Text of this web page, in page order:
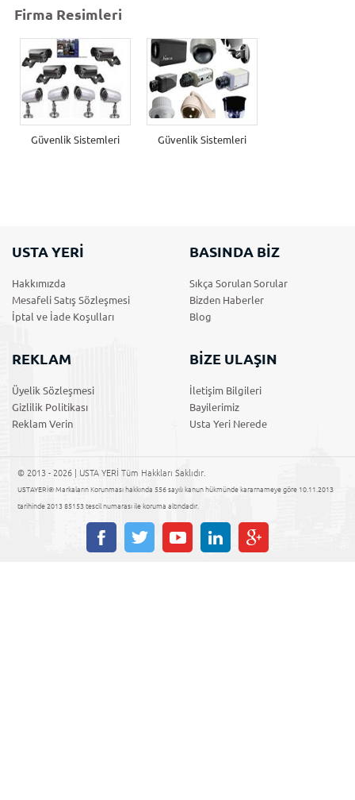
Firma Resimleri
Güvenlik Sistemleri Güvenlik Sistemleri
USTA YERİ
Hakkımızda
Mesafeli Satış Sözleşmesi
İptal ve İade Koşulları
BASINDA BİZ
Sıkça Sorulan Sorular
Bizden Haberler
Blog
REKLAM
Üyelik Sözleşmesi
Gizlilik Politikası
Reklam Verin
BİZE ULAŞIN
İletişim Bilgileri
Bayilerimiz
Usta Yeri Nerede
© 2013 - 2026 | USTA YERİ Tüm Hakkları Saklıdır.
USTAYERİ® Markaların Korunması hakkında 556 sayılı kanun hükmünde kararnameye göre 10.11.2013
tarihinde 2013 85153 tescil numarası ile koruma altındadır.